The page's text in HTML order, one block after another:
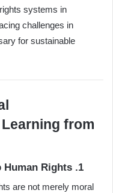
systems in
challenges in
for sustainable
from
1. The EU’s Dynamic Approach to Human Rights
are not merely moral